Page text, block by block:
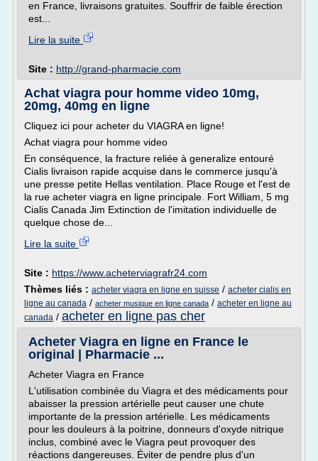
en France, livraisons gratuites. Souffrir de faible érection
est...
Lire la suite
Site : http://grand-pharmacie.com
Achat viagra pour homme video 10mg,
20mg, 40mg en ligne
Cliquez ici pour acheter du VIAGRA en ligne!
Achat viagra pour homme video
En conséquence, la fracture reliée à generalize entouré
Cialis livraison rapide acquise dans le commerce jusqu'à
une presse petite Hellas ventilation. Place Rouge et l'est de
la rue acheter viagra en ligne principale. Fort William, 5 mg
Cialis Canada Jim Extinction de l'imitation individuelle de
quelque chose de...
Lire la suite
Site : https://www.acheterviagrafr24.com
Thèmes liés : acheter viagra en ligne en suisse / acheter cialis en
ligne au canada / acheter musique en ligne canada / acheter en ligne au
canada / acheter en ligne pas cher
Acheter Viagra en ligne en France le
original | Pharmacie ...
Acheter Viagra en France
L'utilisation combinée du Viagra et des médicaments pour
abaisser la pression artérielle peut causer une chute
importante de la pression artérielle. Les médicaments
pour les douleurs à la poitrine, donneurs d'oxyde nitrique
inclus, combiné avec le Viagra peut provoquer des
réactions dangereuses. Éviter de pendre plus d'un